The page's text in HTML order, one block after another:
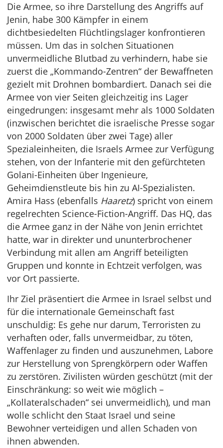
Die Armee, so ihre Darstellung des Angriffs auf
Jenin, habe 300 Kämpfer in einem
dichtbesiedelten Flüchtlingslager konfrontieren
müssen. Um das in solchen Situationen
unvermeidliche Blutbad zu verhindern, habe sie
zuerst die „Kommando-Zentren“ der Bewaffneten
gezielt mit Drohnen bombardiert. Danach sei die
Armee von vier Seiten gleichzeitig ins Lager
eingedrungen: insgesamt mehr als 1000 Soldaten
(inzwischen berichtet die israelische Presse sogar
von 2000 Soldaten über zwei Tage) aller
Spezialeinheiten, die Israels Armee zur Verfügung
stehen, von der Infanterie mit den gefürchteten
Golani-Einheiten über Ingenieure,
Geheimdienstleute bis hin zu AI-Spezialisten.
Amira Hass (ebenfalls Haaretz) spricht von einem
regelrechten Science-Fiction-Angriff. Das HQ, das
die Armee ganz in der Nähe von Jenin errichtet
hatte, war in direkter und ununterbrochener
Verbindung mit allen am Angriff beteiligten
Gruppen und konnte in Echtzeit verfolgen, was
vor Ort passierte.
Ihr Ziel präsentiert die Armee in Israel selbst und
für die internationale Gemeinschaft fast
unschuldig: Es gehe nur darum, Terroristen zu
verhaften oder, falls unvermeidbar, zu töten,
Waffenlager zu finden und auszunehmen, Labore
zur Herstellung von Sprengkörpern oder Waffen
zu zerstören. Zivilisten würden geschützt (mit der
Einschränkung: so weit wie möglich –
„Kollateralschaden“ sei unvermeidlich), und man
wolle schlicht den Staat Israel und seine
Bewohner verteidigen und allen Schaden von
ihnen abwenden.